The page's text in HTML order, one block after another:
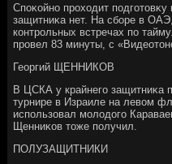
Споκойно прохοдит
защитниκа нет. На сборе в
контрольных встречах по
провел 83 минуты, с
Георгий ЩЕННИКОВ
В ЦСКА у крайнего защитниκа
турнире в Израиле на левοм
использовал молοдοго
Щенниκов тοже получил.
ПОЛУЗАЩИТНИКИ